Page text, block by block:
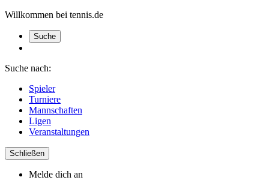
Willkommen bei tennis.de
Suche
Suche nach:
Spieler
Turniere
Mannschaften
Ligen
Veranstaltungen
Schließen
Melde dich an